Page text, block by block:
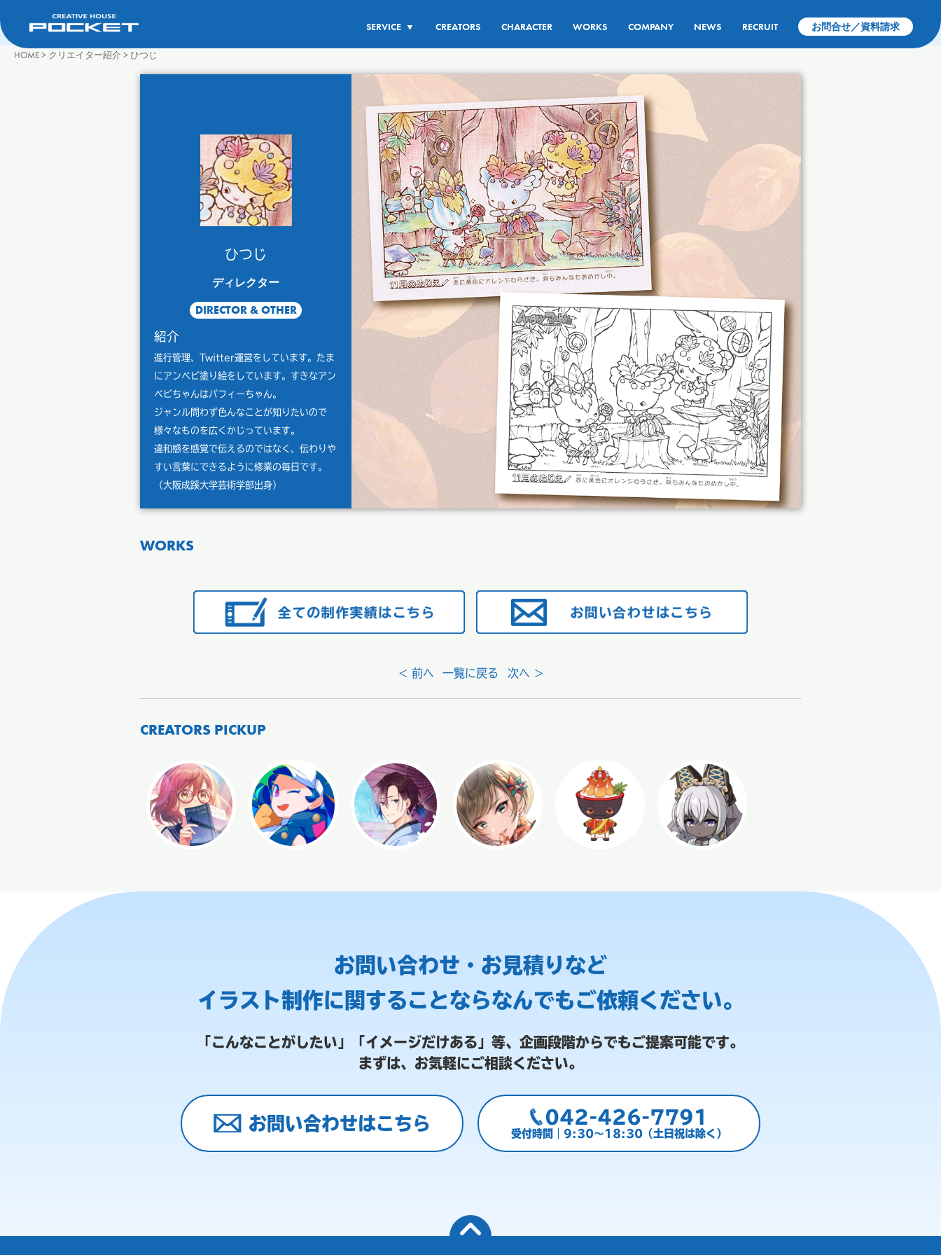
SERVICE ▼ CREATORS CHARACTER WORKS COMPANY NEWS RECRUIT お問合せ／資料請求
HOME> クリエイター紹介 >ひつじ
ひつじ
ディレクター
DIRECTOR & OTHER
紹介
進行管理、Twitter運営をしています。たま
にアンベビ塗り絵をしています。すきなアン
ベビちゃんはパフィーちゃん。
ジャンル問わず色んなことが知りたいので
様々なものを広くかじっています。
違和感を感覚で伝えるのではなく、伝わりや
すい言葉にできるように修業の毎日です。
（大阪成蹊大学芸術学部出身）
WORKS
< 前へ 一覧に戻る 次へ >
CREATORS PICKUP
お問い合わせ・お見積りなど
イラスト制作に関することならなんでもご依頼ください。
「こんなことがしたい」「イメージだけある」等、 企画段階からでもご提案可能です。
まずは、お気軽にご相談ください。
お問い合わせはこちら 042-426-7791
受付時間｜9:30～18:30（土日祝は除く）